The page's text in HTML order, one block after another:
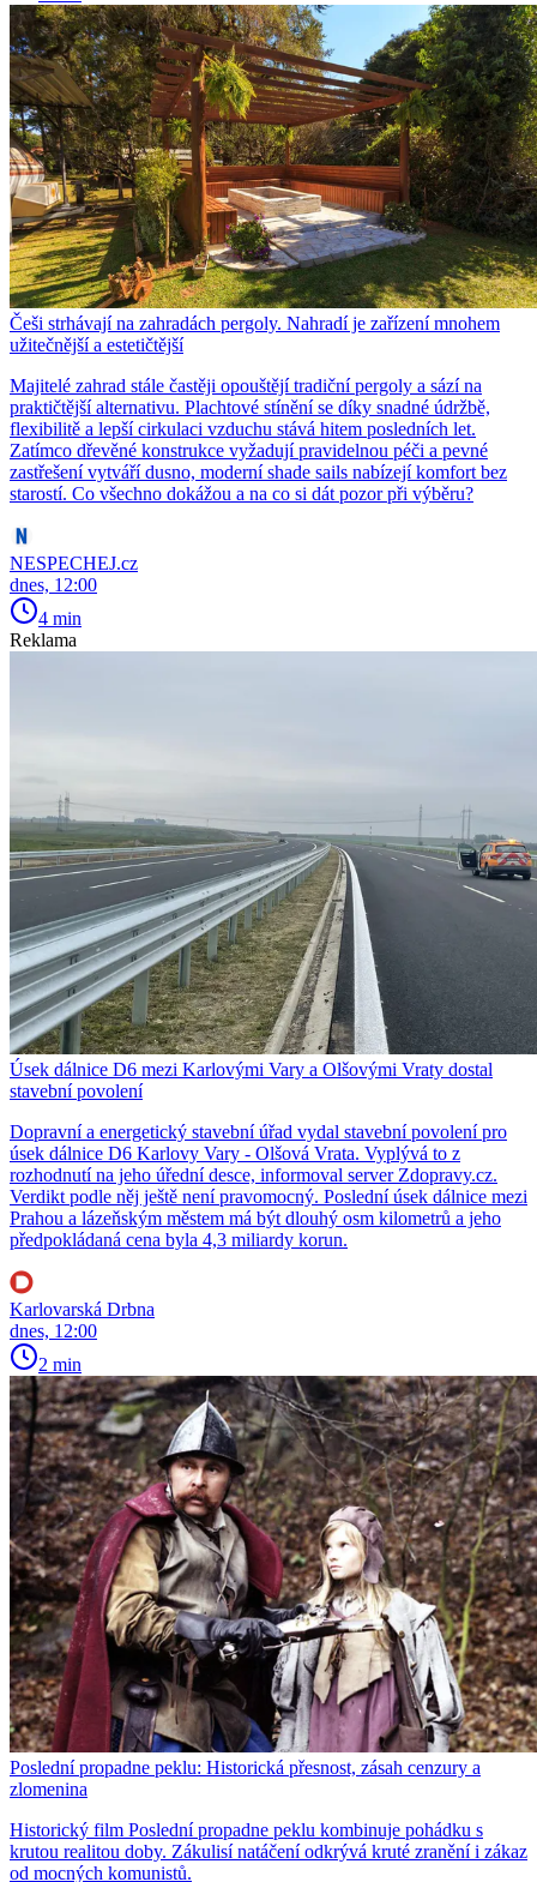
Češi strhávají na zahradách pergoly. Nahradí je zařízení mnohem
užitečnější a estetičtější
Majitelé zahrad stále častěji opouštějí tradiční pergoly a sází na
praktičtější alternativu. Plachtové stínění se díky snadné údržbě,
flexibilitě a lepší cirkulaci vzduchu stává hitem posledních let.
Zatímco dřevěné konstrukce vyžadují pravidelnou péči a pevné
zastřešení vytváří dusno, moderní shade sails nabízejí komfort bez
starostí. Co všechno dokážou a na co si dát pozor při výběru?
NESPECHEJ.cz
dnes, 12:00
4 min
Reklama
Úsek dálnice D6 mezi Karlovými Vary a Olšovými Vraty dostal
stavební povolení
Dopravní a energetický stavební úřad vydal stavební povolení pro
úsek dálnice D6 Karlovy Vary - Olšová Vrata. Vyplývá to z
rozhodnutí na jeho úřední desce, informoval server Zdopravy.cz.
Verdikt podle něj ještě není pravomocný. Poslední úsek dálnice mezi
Prahou a lázeňským městem má být dlouhý osm kilometrů a jeho
předpokládaná cena byla 4,3 miliardy korun.
Karlovarská Drbna
dnes, 12:00
2 min
Poslední propadne peklu: Historická přesnost, zásah cenzury a
zlomenina
Historický film Poslední propadne peklu kombinuje pohádku s
krutou realitou doby. Zákulisí natáčení odkrývá kruté zranění i zákaz
od mocných komunistů.